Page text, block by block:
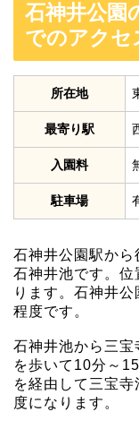
石神井公園
でのアクセ
所在地
最寄り駅
入園料
駐車場
石神井公園駅か
石神井池です。
ります。石神井
程度です。
石神井池から三
を歩いて10分～
を経由して三宝
度になります。